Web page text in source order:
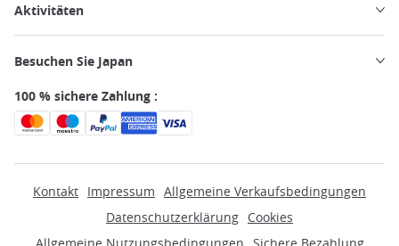
Aktivitäten
Besuchen Sie Japan
100 % sichere Zahlung :
Kontakt Impressum Allgemeine Verkaufsbedingungen
Datenschutzerklärung Cookies